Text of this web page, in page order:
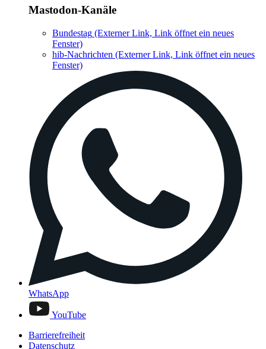
Mastodon-Kanäle
Bundestag (Externer Link, Link öffnet ein neues
Fenster)
hib-Nachrichten (Externer Link, Link öffnet ein neues
Fenster)
WhatsApp
YouTube
Barrierefreiheit
Datenschutz